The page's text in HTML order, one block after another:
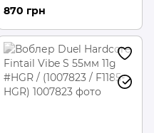
870 грн